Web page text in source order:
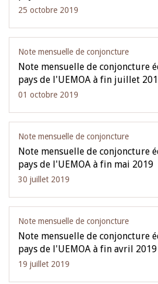
25 octobre 2019
Note mensuelle de conjoncture
Note mensuelle de conjoncture
pays de l'UEMOA à fin juillet
01 octobre 2019
Note mensuelle de conjoncture
Note mensuelle de conjoncture
pays de l'UEMOA à fin mai 2019
30 juillet 2019
Note mensuelle de conjoncture
Note mensuelle de conjoncture
pays de l'UEMOA à fin avril 2019
19 juillet 2019